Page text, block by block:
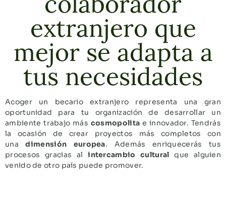
extranjero que
mejor se adapta a
tus necesidades
Acoger un becario extranjero representa una gran
oportunidad para tu organización de desarrollar un
ambiente trabajo más cosmopolita e innovador. Tendrás
la ocasión de crear proyectos más completos con
unadimensión europea. Además enriquecerás tus
procesos gracias alintercambio cultural que alguien
venido de otro país puede promover.